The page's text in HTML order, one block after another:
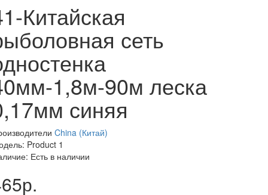
Китайская
сеть
1,8м-90м леска
синяя
China (Китай)
Product 1
Есть в наличии